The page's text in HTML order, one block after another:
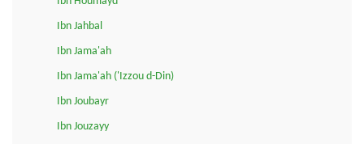
Ibn Jahbal
Ibn Jama'ah
Ibn Jama'ah ('Izzou d-Din)
Ibn Joubayr
Ibn Jouzayy